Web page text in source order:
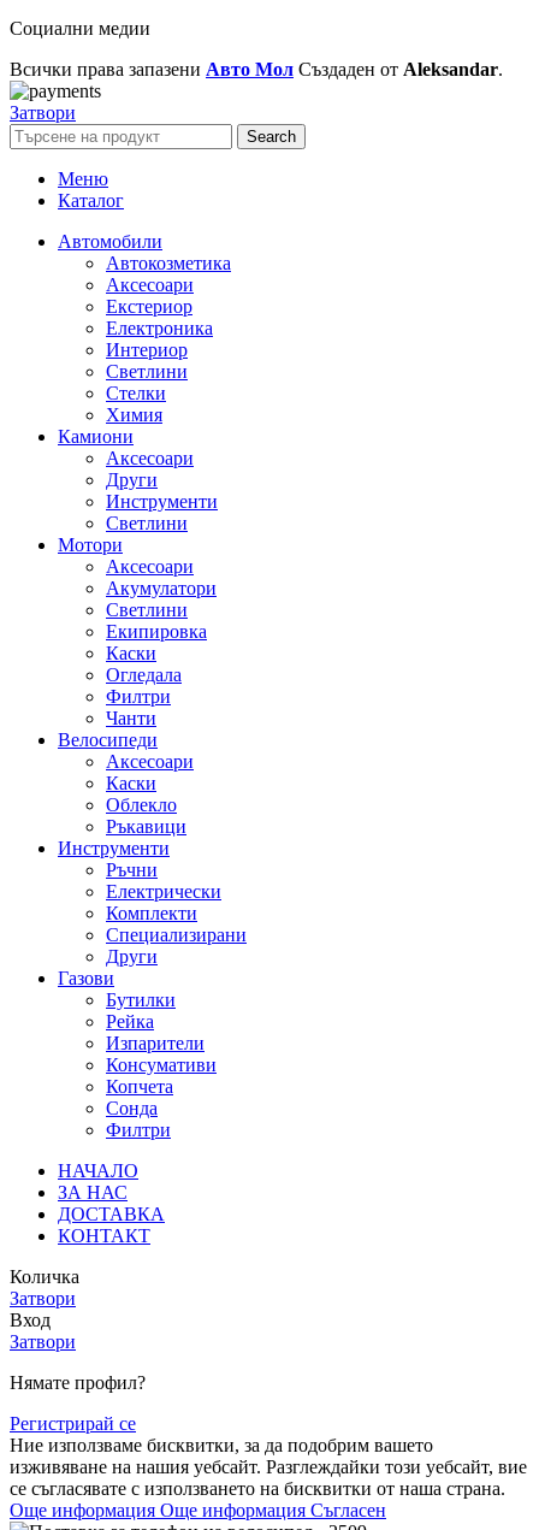
Социални медии
Всички права запазени Авто Мол Създаден от Aleksandar.
Затвори
Search
Меню
Каталог
Автомобили
Автокозметика
Аксесоари
Екстериор
Електроника
Интериор
Светлини
Стелки
Химия
Камиони
Аксесоари
Други
Инструменти
Светлини
Мотори
Аксесоари
Акумулатори
Светлини
Екипировка
Каски
Огледала
Филтри
Чанти
Велосипеди
Аксесоари
Каски
Облекло
Ръкавици
Инструменти
Ръчни
Електрически
Комплекти
Специализирани
Други
Газови
Бутилки
Рейка
Изпарители
Консумативи
Копчета
Сонда
Филтри
НАЧАЛО
ЗА НАС
ДОСТАВКА
КОНТАКТ
Количка
Затвори
Вход
Затвори
Нямате профил?
Регистрирай се
Ние използваме бисквитки, за да подобрим вашето
изживяване на нашия уебсайт. Разглеждайки този уебсайт, вие
се съгласявате с използването на бисквитки от наша страна.
Още информация Още информация Съгласен